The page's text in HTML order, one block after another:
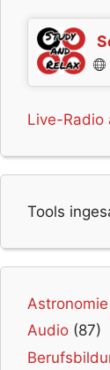
Live-Radio
Tools
Astronomie
Audio (87)